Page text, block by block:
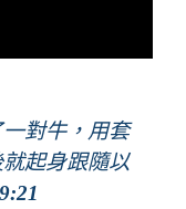
對牛，用套
起身跟隨以